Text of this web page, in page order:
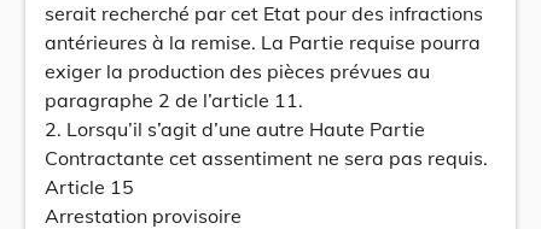
serait recherché par cet Etat pour des infractions
antérieures à la remise. La Partie requise pourra
exiger la production des pièces prévues au
paragraphe 2 de l’article 11.
2. Lorsqu’il s’agit d’une autre Haute Partie
Contractante cet assentiment ne sera pas requis.
Article 15
Arrestation provisoire